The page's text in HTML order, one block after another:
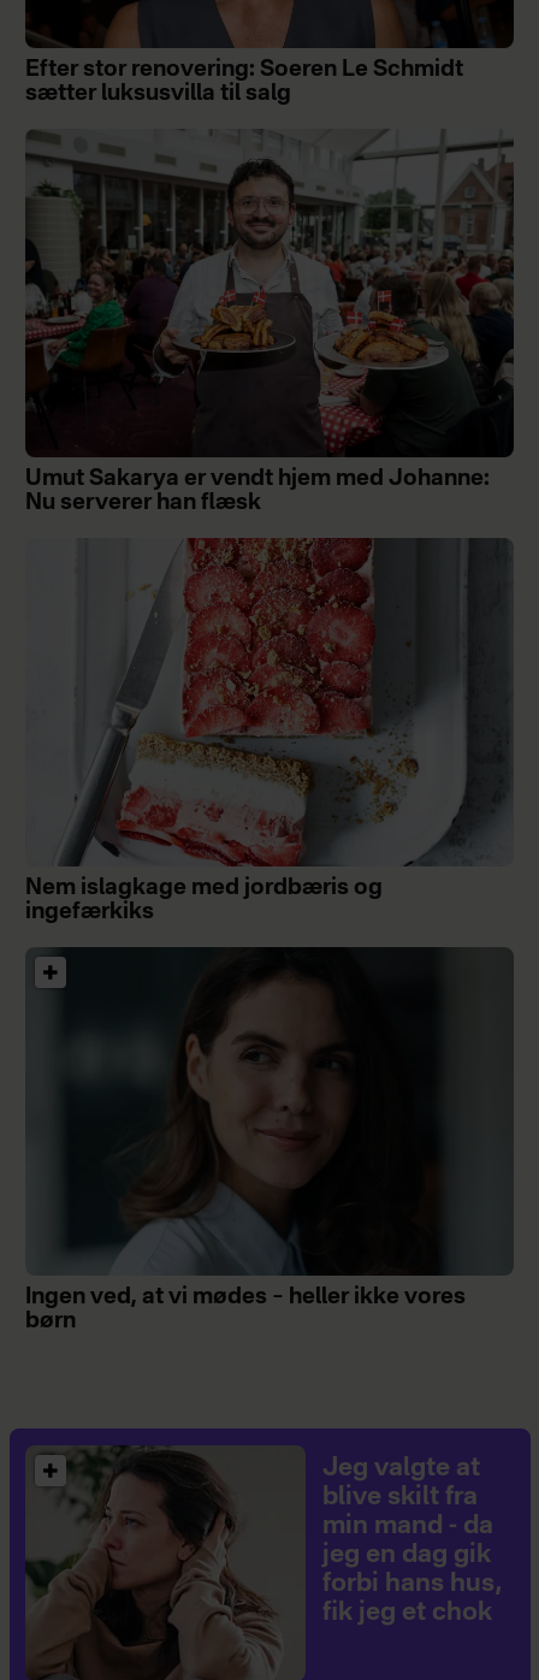
Efter stor renovering: Soeren Le Schmidt
sætter luksusvilla til salg
Umut Sakarya er vendt hjem med Johanne:
Nu serverer han flæsk
Nem islagkage med jordbæris og
ingefærkiks
Ingen ved, at vi mødes – heller ikke vores
børn
Jeg valgte at
blive skilt fra
min mand - da
jeg en dag gik
forbi hans hus,
fik jeg et chok